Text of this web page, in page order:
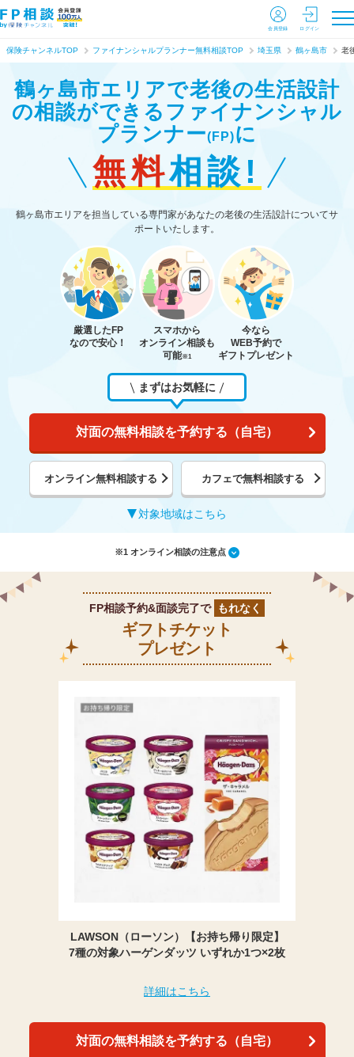
会員登録 ログイン
保険チャンネルTOP ファイナンシャルプランナー無料相談TOP 埼玉県 鶴ヶ島市 老
鶴ヶ島市エリアで老後の生活設計
の相談ができる ファイナンシャル
プランナー(FP)に
無料相談!
鶴ヶ島市エリアを担当している専門家があなたの老後の生活設計についてサ
ポートいたします。
厳選したFP
なので安心！
スマホから
オンライン相談も
可能※1
今なら
WEB予約で
ギフトプレゼント
まずはお気軽に
対面の無料相談を予約する（自宅）
オンライン無料相談する カフェで無料相談する
対象地域はこちら
※1 オンライン相談の注意点
FP相談予約&面談完了で もれなく
ギフトチケット
プレゼント
LAWSON（ローソン）【お持ち帰り限定】
7種の対象ハーゲンダッツ いずれか1つ×2枚
詳細はこちら
対面の無料相談を予約する（自宅）